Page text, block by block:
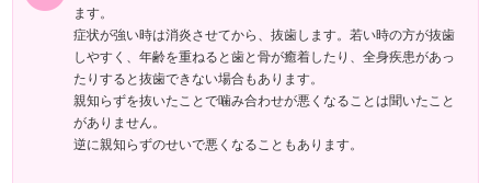
ます。
症状が強い時は消炎させてから、抜歯します。若い時の方が抜歯
しやすく、年齢を重ねると歯と骨が癒着したり、全身疾患があっ
たりすると抜歯できない場合もあります。
親知らずを抜いたことで噛み合わせが悪くなることは聞いたこと
がありません。
逆に親知らずのせいで悪くなることもあります。